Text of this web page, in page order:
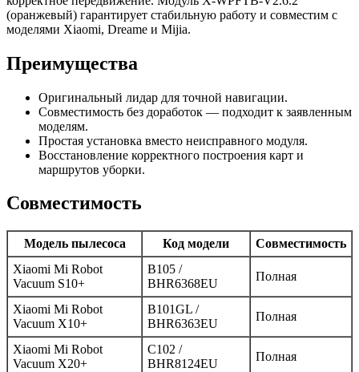
(оранжевый) гарантирует стабильную работу и совместим с
моделями Xiaomi, Dreame и Mijia.
Преимущества
Оригинальный лидар для точной навигации.
Совместимость без доработок — подходит к заявленным
моделям.
Простая установка вместо неисправного модуля.
Восстановление корректного построения карт и
маршрутов уборки.
Совместимость
Модель пылесоса Код модели
Совместимость
Xiaomi Mi Robot
Vacuum S10+
B105 /
BHR6368EU
Полная
Xiaomi Mi Robot
Vacuum X10+
B101GL /
BHR6363EU
Полная
Xiaomi Mi Robot
Vacuum X20+
C102 /
BHR8124EU
Полная